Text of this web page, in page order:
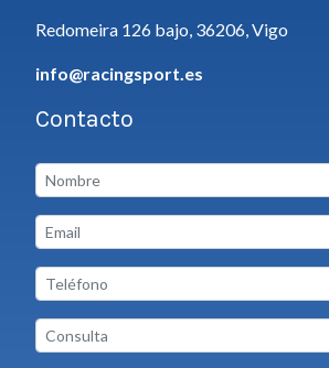
Redomeira 126 bajo, 36206, Vigo
info@racingsport.es
Contacto